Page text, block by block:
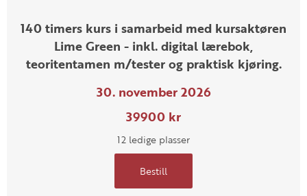
140 timers kurs i samarbeid med kursaktøren
Lime Green - inkl. digital lærebok,
teoritentamen m/tester og praktisk kjøring.
30. november 2026
39900 kr
12 ledige plasser
Bestill